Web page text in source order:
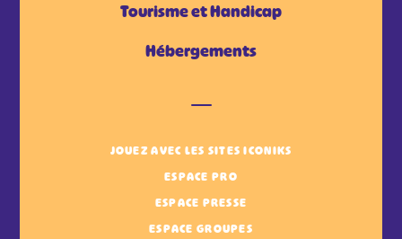
Tourisme et Handicap
Hébergements
JOUEZ AVEC LES SITES ICONIKS
ESPACE PRO
ESPACE PRESSE
ESPACE GROUPES